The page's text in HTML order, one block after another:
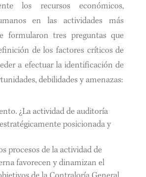
los recursos económicos,
en las actividades más
formularon tres preguntas que
de los factores críticos de
a efectuar la identificación de
debilidades y amenazas:
¿La actividad de auditoría
posicionada y
procesos de la actividad de
favorecen y dinamizan el